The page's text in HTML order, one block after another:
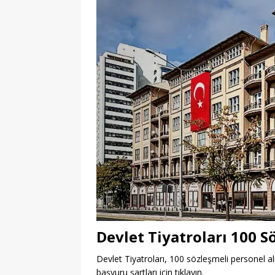
Devlet Tiyatroları 100
Devlet Tiyatroları, 100 sözleşmeli personel
başvuru şartları için tıklayın.